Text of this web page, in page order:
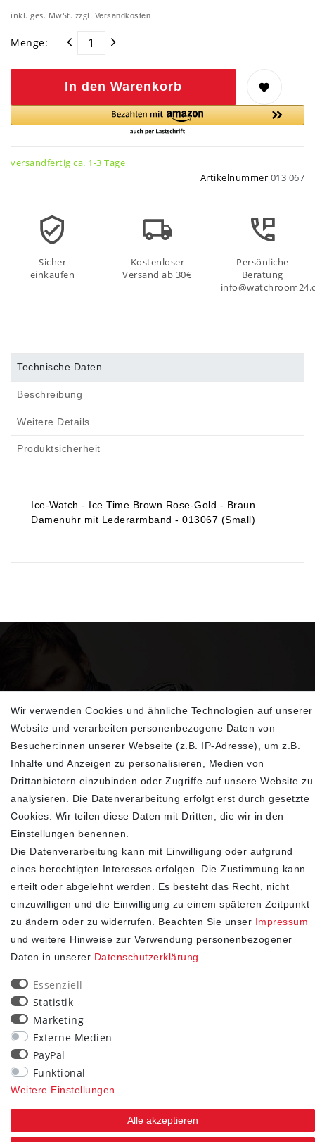
inkl. ges. MwSt. zzgl. Versandkosten
Menge:
In den Warenkorb
versandfertig ca. 1-3 Tage
Artikelnummer 013 067
Sicher
einkaufen
Kostenloser
Versand ab 30€
Persönliche
Beratung
Technische Daten
Beschreibung
Weitere Details
Produktsicherheit
Ice-Watch - Ice Time Brown Rose-Gold - Braun
Damenuhr mit Lederarmband - 013067 (Small)
Sehen Sie sich unsere neu eingetroffenen
Highlights an
Impressum
Daten­schutz­erklärung
AGB
Widerrufs­recht
Kontakt
Vertrag widerrufen
STAY CONNECTED
Wir verwenden Cookies und ähnliche Technologien auf unserer
Website und verarbeiten personenbezogene Daten von
Besucher:innen unserer Webseite (z.B. IP-Adresse), um z.B.
Inhalte und Anzeigen zu personalisieren, Medien von
Drittanbietern einzubinden oder Zugriffe auf unsere Website zu
analysieren. Die Datenverarbeitung erfolgt erst durch gesetzte
Cookies. Wir teilen diese Daten mit Dritten, die wir in den
Einstellungen benennen.
Die Datenverarbeitung kann mit Einwilligung oder aufgrund
eines berechtigten Interesses erfolgen. Die Zustimmung kann
erteilt oder abgelehnt werden. Es besteht das Recht, nicht
einzuwilligen und die Einwilligung zu einem späteren Zeitpunkt
zu ändern oder zu widerrufen. Beachten Sie unser Impressum
und weitere Hinweise zur Verwendung personenbezogener
Daten in unserer Daten­schutz­erklärung
Essenziell
Statistik
Marketing
Externe Medien
PayPal
Funktional
Weitere Einstellungen
Alle akzeptieren